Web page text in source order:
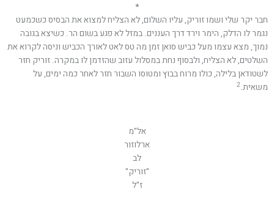
*
חבר יקר שלי ושמו זוריק, עליו השלום, לא הצליח למצוא את הבסיס כשכמעט
נגמר לו הדלק, הימר וירד דרך העננים. במזל לא פגע בשום הר. כשיצא בגובה
נמוך, מצא עצמו מעל כביש סואן זמן מה טס לאט לאורך הכביש וניסה לקרוא את
השלטים, לא הצליח, ולבסוף נחת במסלול עזוב שהזדמן לו במקרה. זוריק חזר
לשטודאן בלילה, כולו מרוח בבוץ ומטוסו השבור חזר לאחר כמה ימים, על
משאית.2
אל"מ
ארלוזור
לב
"זוריק"
ז"ל